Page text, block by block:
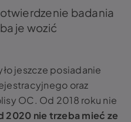
badania
je wozić
jeszcze posiadanie
oraz
OC. Od 2018 roku nie
2020 nie trzeba mieć ze